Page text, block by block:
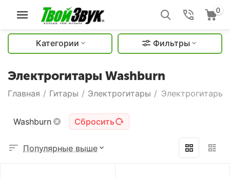
0
Категории Фильтры
Электрогитары Washburn
Главная / Гитары / Электрогитары / Электрогитары
Washburn Сбросить
Популярные выше